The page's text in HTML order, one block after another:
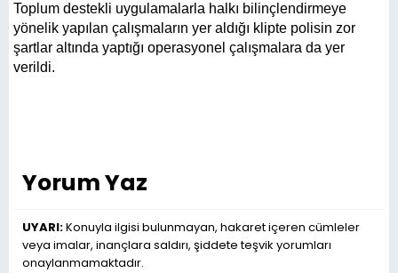
Toplum destekli uygulamalarla halkı bilinçlendirmeye
yönelik yapılan çalışmaların yer aldığı klipte polisin zor
şartlar altında yaptığı operasyonel çalışmalara da yer
verildi.
Yorum Yaz
UYARI:Konuyla ilgisi bulunmayan, hakaret içeren cümleler
veya imalar, inançlara saldırı, şiddete teşvik yorumları
onaylanmamaktadır.